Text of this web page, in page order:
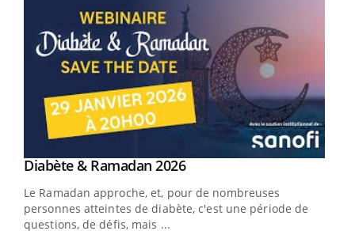
Youtube
Diabète & Ramadan 2026Youtube
Le Ramadan approche, et, pour de nombreuses
personnes atteintes de diabète, c'est une période de
questions, de défis, mais ...